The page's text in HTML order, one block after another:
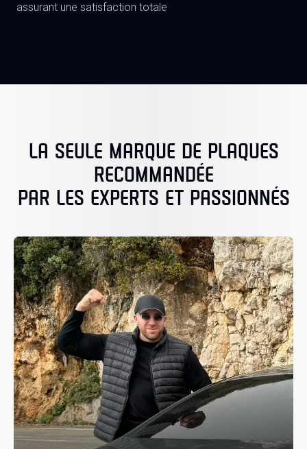
assurant une satisfaction totale
LA SEULE MARQUE DE PLAQUES
RECOMMANDÉE
PAR LES EXPERTS ET PASSIONNÉS